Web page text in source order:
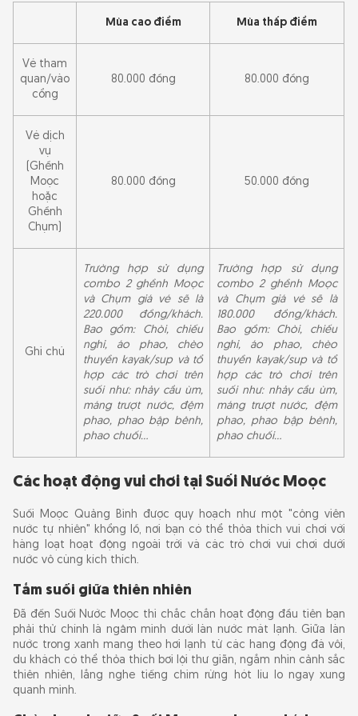
Mùa cao điểm Mùa thấp điểm
Vé tham
quan/vào
cổng
80.000 đồng 80.000 đồng
Vé dịch
vụ
(Ghềnh
Moọc
hoặc
Ghềnh
Chụm)
80.000 đồng 50.000 đồng
Ghi chú
Trường hợp sử dụng
combo 2 ghềnh Moọc
và Chụm giá vé sẽ là
220.000 đồng/khách.
Bao gồm: Chòi, chiếu
nghỉ, áo phao, chèo
thuyền kayak/sup và tổ
hợp các trò chơi trên
suối như: nhảy cầu ùm,
máng trượt nước, đệm
phao, phao bập bênh,
phao chuối…
Trường hợp sử dụng
combo 2 ghềnh Moọc
và Chụm giá vé sẽ là
180.000 đồng/khách.
Bao gồm: Chòi, chiếu
nghỉ, áo phao, chèo
thuyền kayak/sup và tổ
hợp các trò chơi trên
suối như: nhảy cầu ùm,
máng trượt nước, đệm
phao, phao bập bênh,
phao chuối…
Các hoạt động vui chơi tại Suối Nước Moọc
Suối Moọc Quảng Bình được quy hoạch như một "công viên
nước tự nhiên" khổng lồ, nơi bạn có thể thỏa thích vui chơi với
hàng loạt hoạt động ngoài trời và các trò chơi vui chơi dưới
nước vô cùng kích thích.
Tắm suối giữa thiên nhiên
Đã đến Suối Nước Moọc thì chắc chắn hoạt động đầu tiên bạn
phải thử chính là ngâm mình dưới làn nước mát lạnh. Giữa làn
nước trong xanh mang theo hơi lạnh từ các hang động đá vôi,
du khách có thể thỏa thích bơi lội thư giãn, ngắm nhìn cảnh sắc
thiên nhiên, lắng nghe tiếng chim rừng hót líu lo ngay xung
quanh mình.